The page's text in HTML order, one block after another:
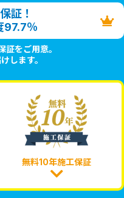
証！
97.7％
をご用意。
します。
無料10年施工保証